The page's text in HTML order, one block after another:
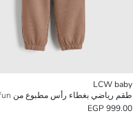
LCW baby
999.00 EGP